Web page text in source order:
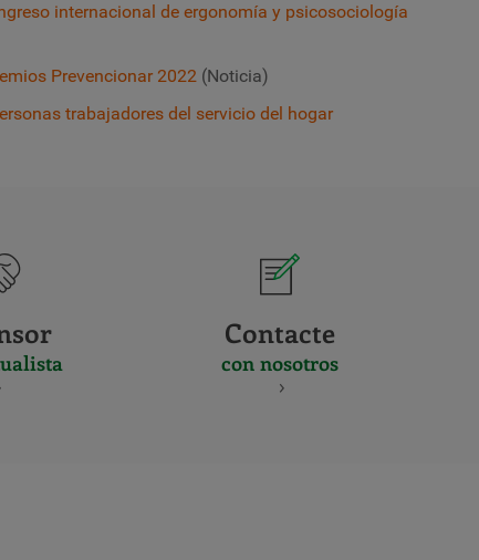
internacional de ergonomía y psicosociología
Prevencionar 2022 (Noticia)
trabajadores del servicio del hogar
Contacte
con nosotros